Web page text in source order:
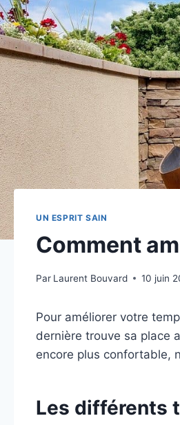
UN ESPRIT SAIN
Comment
Par Laurent Bouvard 10 juin
Pour améliorer votre
dernière trouve sa place
encore plus confortable,
Les différents